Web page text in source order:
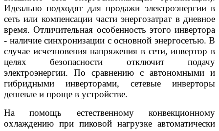
Идеально подходят для продажи электроэнергии в
сеть или компенсации части энергозатрат в дневное
время. Отличительная особенность этого инвертора
- наличие синхронизации с основной энергосетью. В
случае исчезновения напряжения в сети, инвертор в
целях безопасности отключит подачу
электроэнергии. По сравнению с автономными и
гибридными инверторами, сетевые инверторы
дешевле и проще в устройстве.
На помощь естественному конвекционному
охлаждению при пиковой нагрузке автоматически